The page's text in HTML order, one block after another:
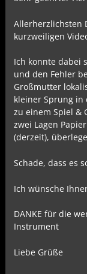
Allerherzlichsten
kurzweiligen
Ich konnte dabei
und den Fehler
Großmutter
kleiner Sprung in
zu einem Spiel &
zwei Lagen
(derzeit),
Schade, dass es
Ich wünsche
DANKE für die
Instrument
Liebe Grüße